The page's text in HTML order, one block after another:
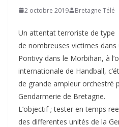
2 octobre 2019 Bretagne Télé
Un attentat terroriste de type
de nombreuses victimes
Pontivy dans le Morbihan, à
internationale de Handball,
de grande ampleur orchestré
Gendarmerie de Bretagne.
L’objectif ; tester en temps
des differentes unités de la